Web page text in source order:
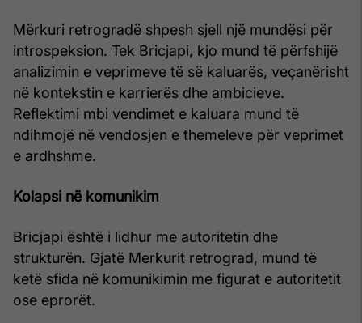
Mërkuri retrogradë shpesh sjell një mundësi për
introspeksion. Tek Bricjapi, kjo mund të përfshijë
analizimin e veprimeve të së kaluarës, veçanërisht
në kontekstin e karrierës dhe ambicieve.
Reflektimi mbi vendimet e kaluara mund të
ndihmojë në vendosjen e themeleve për veprimet
e ardhshme.
Kolapsi në komunikim
Bricjapi është i lidhur me autoritetin dhe
strukturën. Gjatë Merkurit retrograd, mund të
ketë sfida në komunikimin me figurat e autoritetit
ose eprorët.